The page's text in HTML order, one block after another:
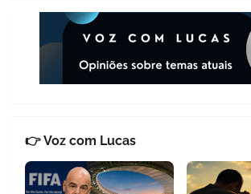
👉 Voz com Lucas